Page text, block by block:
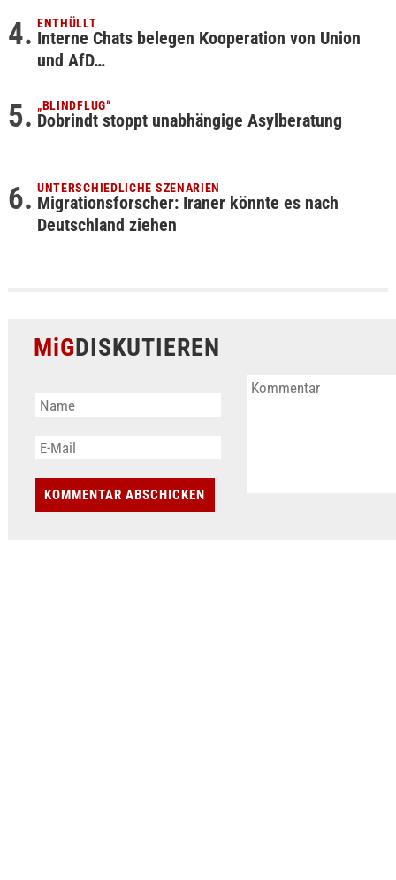
ENTHÜLLT
Interne Chats belegen Kooperation von Union
und AfD…
„BLINDFLUG“
Dobrindt stoppt unabhängige Asylberatung
UNTERSCHIEDLICHE SZENARIEN
Migrationsforscher: Iraner könnte es nach
Deutschland ziehen
MiGDISKUTIEREN